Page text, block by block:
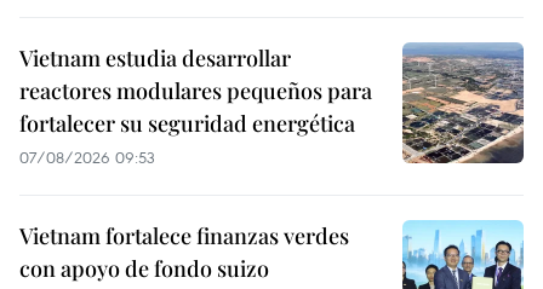
Vietnam estudia desarrollar
reactores modulares pequeños para
fortalecer su seguridad energética
07/08/2026 09:53
Vietnam fortalece finanzas verdes
con apoyo de fondo suizo